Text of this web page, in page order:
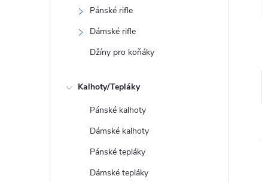
Pánské rifle
Dámské rifle
Džíny pro koňáky
Kalhoty/Tepláky
Pánské kalhoty
Dámské kalhoty
Pánské tepláky
Dámské tepláky